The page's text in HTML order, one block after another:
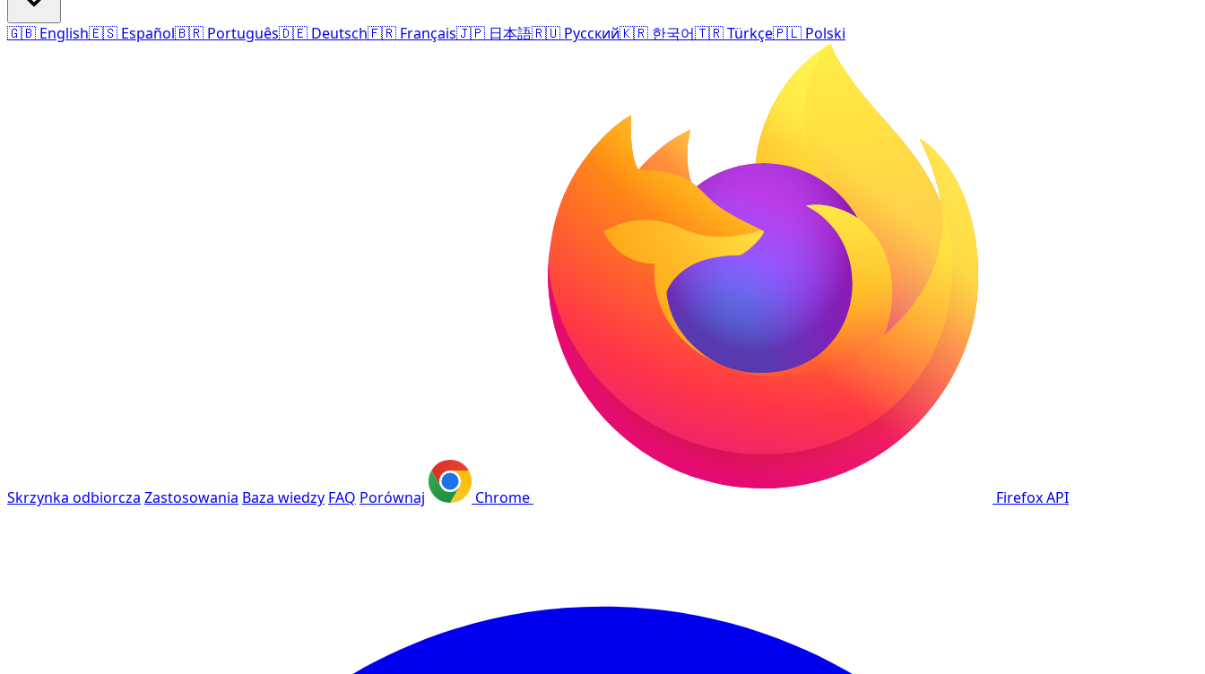
🇬🇧 English🇪🇸 Español🇧🇷 Português🇩🇪 Deutsch🇫🇷 Français🇯🇵 日本語🇷🇺 Русский🇰🇷 한국어🇹🇷Türkçe🇵🇱 Polski
Skrzynka odbiorcza Zastosowania Baza wiedzy FAQ Porównaj Chrome FirefoxAPI